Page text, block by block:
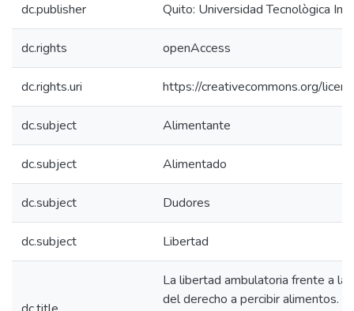
dc.publisher Quito: Universidad Tecnològica
dc.rights openAccess
dc.rights.uri https://creativecommons.org/
dc.subject Alimentante
dc.subject Alimentado
dc.subject Dudores
dc.subject Libertad
La libertad ambulatoria frente a la
del derecho a percibir alimentos.